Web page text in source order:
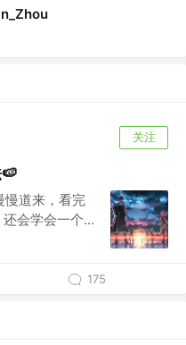
关注
慢道来，看完
会学会一个...
175